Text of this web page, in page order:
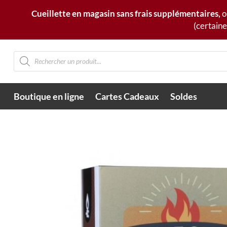
Cueillette en magasin sans frais supplémentaires,
Recherche
de
produits
Boutique en ligne Cartes Cadeaux Soldes